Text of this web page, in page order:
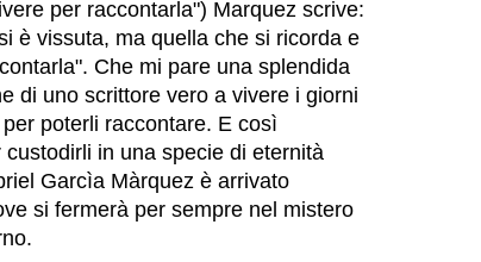
per raccontarla") Marquez scrive:
è vissuta, ma quella che si ricorda e
Che mi pare una splendida
di uno scrittore vero a vivere i giorni
poterli raccontare. E così
in una specie di eternità
Garcìa Màrquez è arrivato
si fermerà per sempre nel mistero